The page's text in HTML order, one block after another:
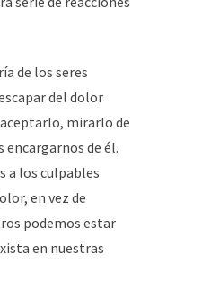
de los seres
del dolor
mirarlo de
de él.
a los culpables
en vez de
podemos estar
en nuestras